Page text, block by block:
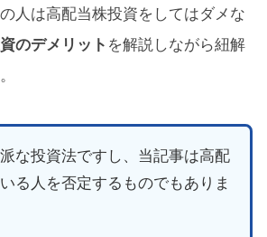
人は高配当株投資をしてはダメな
のデメリット を解説しながら紐解
な投資法ですし、当記事は高配
る人を否定するものでもありま